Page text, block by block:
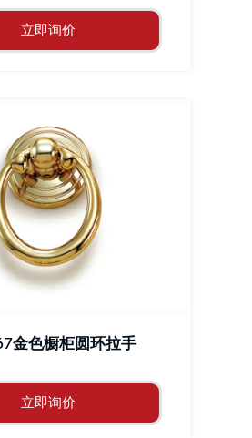
立即询价
金色橱柜圆环拉手
立即询价